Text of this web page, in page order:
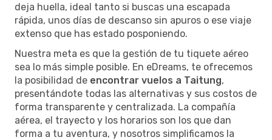
deja huella, ideal tanto si buscas una escapada
rápida, unos días de descanso sin apuros o ese viaje
extenso que has estado posponiendo.
Nuestra meta es que la gestión de tu tiquete aéreo
sea lo más simple posible. En eDreams, te ofrecemos
la posibilidad de encontrar vuelos a Taitung,
presentándote todas las alternativas y sus costos de
forma transparente y centralizada. La compañía
aérea, el trayecto y los horarios son los que dan
forma a tu aventura, y nosotros simplificamos la